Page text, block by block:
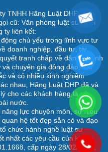
TNHH Hãng Luật DHP, Văn
cũ: Văn phòng luật sư Trần
ty liên kết:
chủ yếu trong lĩnh vực tư
doanh nghiệp, đầu tư, tài
tranh chấp về dân sự, kinh
chuyên gia đông đảo, am
và có nhiều kinh nghiệm
nhau, Hãng Luật DHP đã và
cho các khách hàng là cá
nước.
lực chuyên môn, sự hiểu
hệ tốt đẹp sẵn có và đạo
chức hành nghề luật sư
nhất các yêu cầu của khách
cấp ngày 28/02/2012,